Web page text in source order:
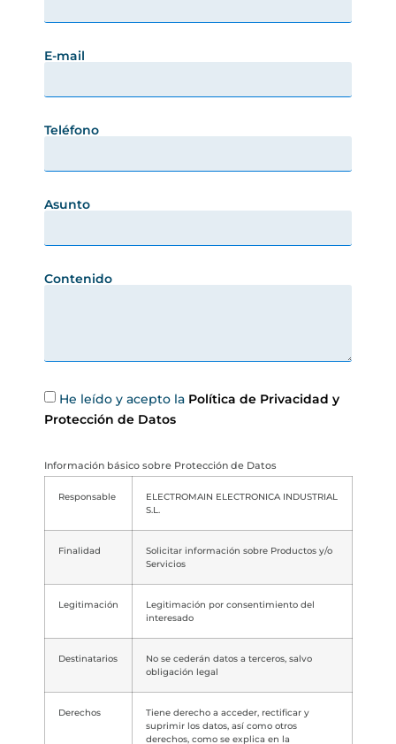
E-mail
Teléfono
Asunto
Contenido
He leído y acepto la Política de Privacidad y
Protección de Datos
Información básico sobre Protección de Datos
Responsable
ELECTROMAIN ELECTRONICA INDUSTRIAL
S.L.
Finalidad
Solicitar información sobre Productos y/o
Servicios
Legitimación
Legitimación por consentimiento del
interesado
Destinatarios
No se cederán datos a terceros, salvo
obligación legal
Derechos
Tiene derecho a acceder, rectificar y
suprimir los datos, así como otros
derechos, como se explica en la